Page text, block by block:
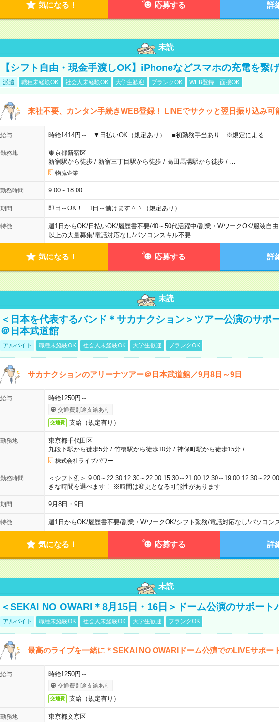
気になる！ 応募する 詳
未読
【シフト自由・現金手渡しOK】iPhoneなどスマホの充電を繋
派遣 職種未経験OK 社会人未経験OK 大学生歓迎 ブランクOK WEB登録・面接OK
来社不要、カンタン手続きWEB登録！ LINEでサクッと翌日振り込み可
給与 時給1414円～ ▼日払いOK（規定あり） ■初勤務手当あり ※規定による
勤務地
東京都新宿区
新宿駅から徒歩/ 新宿三丁目駅から徒歩/ 高田馬場駅から徒歩/
物流企業
勤務時間 9:00～18:00
期間 即日～OK！ 1日～働けます＾＾（規定あり）
特徴 週1日からOK/日払いOK/履歴書不要/40～50代活躍中/副業・WワークOK/服装自由
以上の大量募集/電話対応なし/パソコンスキル不要
気になる！ 応募する 詳
未読
＜日本を代表するバンド＊サカナクション＞ツアー公演のサポ
＠日本武道館
アルバイト 職種未経験OK 社会人未経験OK 大学生歓迎 ブランクOK
サカナクションのアリーナツアー＠日本武道館／9月8日～9日
給与 時給1250円～
交通費別途支給あり
交通費 支給（規定有り）
勤務地
東京都千代田区
九段下駅から徒歩5分/ 竹橋駅から徒歩10分/ 神保町駅から徒歩15分/
株式会社ライブパワー
勤務時間
＜シフト例＞ 9:00～22:30 12:30～22:00 15:30～21:00 12:30～19:00 12:30～
きな時間を選べます！ ※時間は変更となる可能性があります
期間 9月8日・9日
特徴 週1日からOK/履歴書不要/副業・WワークOK/シフト勤務/電話対応なし/パソコン
気になる！ 応募する 詳
未読
＜SEKAI NO OWARI＊8月15日・16日＞ドーム公演のサポート
アルバイト 職種未経験OK 社会人未経験OK 大学生歓迎 ブランクOK
最高のライブを一緒に＊SEKAI NO OWARIドーム公演でのLIVEサポー
給与 時給1250円～
交通費別途支給あり
交通費 支給（規定有り）
勤務地
東京都文京区